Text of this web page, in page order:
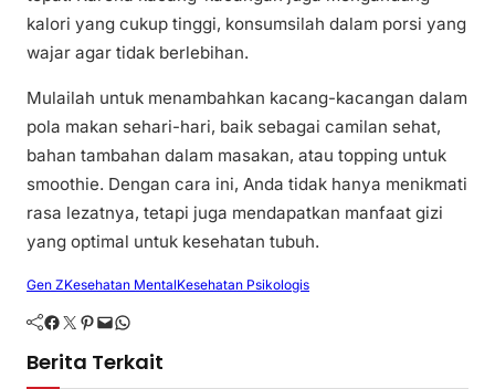
kalori yang cukup tinggi, konsumsilah dalam porsi yang
wajar agar tidak berlebihan.
Mulailah untuk menambahkan kacang-kacangan dalam
pola makan sehari-hari, baik sebagai camilan sehat,
bahan tambahan dalam masakan, atau topping untuk
smoothie. Dengan cara ini, Anda tidak hanya menikmati
rasa lezatnya, tetapi juga mendapatkan manfaat gizi
yang optimal untuk kesehatan tubuh.
Gen ZKesehatan MentalKesehatan Psikologis
Facebook Twitter Pinterest Mail WhatsApp
Berita Terkait